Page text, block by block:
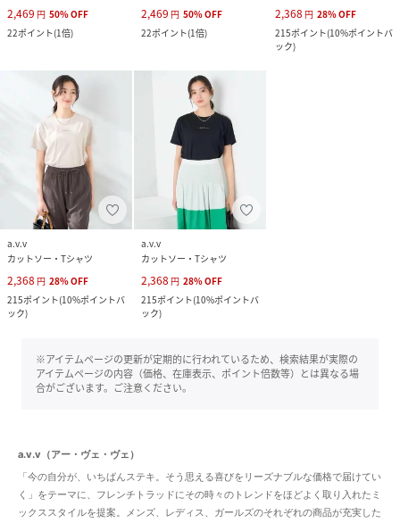
2,469 円 50%OFF
22ポイント(1倍)
2,469 円 50%OFF
22ポイント(1倍)
2,368 円 28%OFF
215ポイント(10%ポイントバ
ック)
a.v.v
カットソー・Tシャツ
2,368 円 28%OFF
215ポイント(10%ポイントバ
ック)
a.v.v
カットソー・Tシャツ
2,368 円 28%OFF
215ポイント(10%ポイントバ
ック)
※アイテムページの更新が定期的に行われているため、検索結果が実際の
アイテムページの内容（価格、在庫表示、ポイント倍数等）とは異なる場
合がございます。ご注意ください。
a.v.v（アー・ヴェ・ヴェ）
「今の自分が、いちばんステキ。そう思える喜びをリーズナブルな価格で届けてい
く」をテーマに、フレンチトラッドにその時々のトレンドをほどよく取り入れたミ
ックススタイルを提案。メンズ、レディス、ガールズのそれぞれの商品が充実した